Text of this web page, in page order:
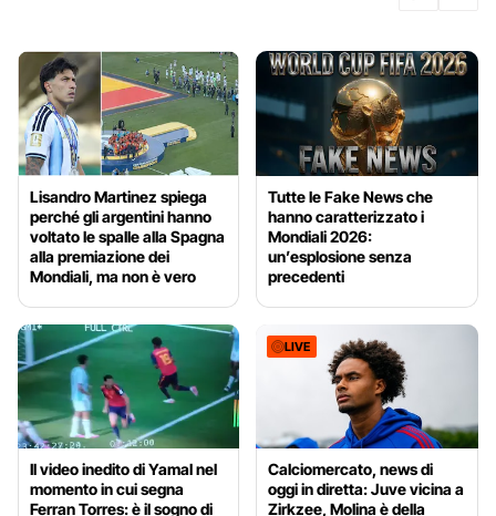
Lisandro Martinez spiega
perché gli argentini hanno
voltato le spalle alla Spagna
alla premiazione dei
Mondiali, ma non è vero
Tutte le Fake News che
hanno caratterizzato i
Mondiali 2026:
un’esplosione senza
precedenti
Il video inedito di Yamal nel
momento in cui segna
Ferran Torres: è il sogno di
LIVE
Calciomercato, news di
oggi in diretta: Juve vicina a
Zirkzee, Molina è della